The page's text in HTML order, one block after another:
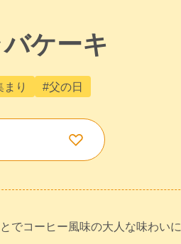
ケーキ
まり #父の日
でコーヒー風味の大人な味わいに